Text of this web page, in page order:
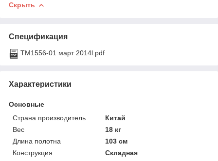
Скрыть
Спецификация
TM1556-01 март 2014l.pdf
Характеристики
Основные
Страна производитель
Китай
Вес
18 кг
Длина полотна
103 см
Конструкция
Складная